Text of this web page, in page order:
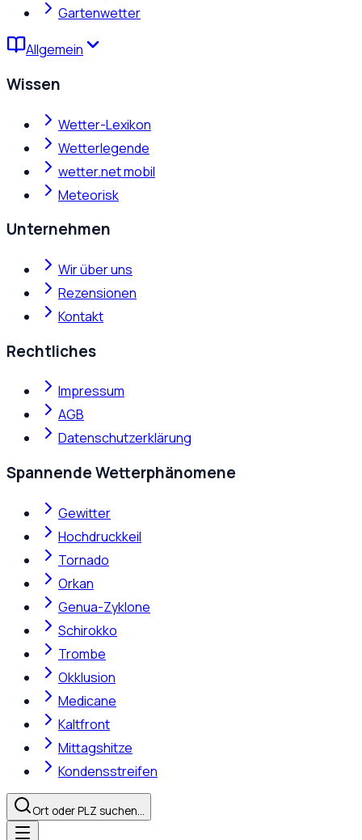
Gartenwetter
Allgemein
Wissen
Wetter-Lexikon
Wetterlegende
wetter.net mobil
Meteorisk
Unternehmen
Wir über uns
Rezensionen
Kontakt
Rechtliches
Impressum
AGB
Datenschutzerklärung
Spannende Wetterphänomene
Gewitter
Hochdruckkeil
Tornado
Orkan
Genua-Zyklone
Schirokko
Trombe
Okklusion
Medicane
Kaltfront
Mittagshitze
Kondensstreifen
Ort oder PLZ suchen…